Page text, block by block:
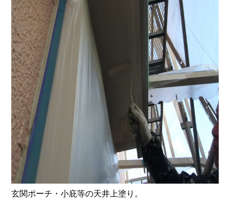
玄関ポーチ・小庇等の天井上塗り。